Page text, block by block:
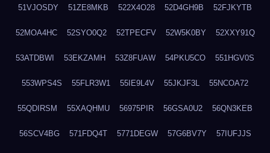
51VJOSDY 51ZE8MKB 522X4O28 52D4GH9B 52FJKYTB
52MOA4HC 52SYO0Q2 52TPECFV 52W5K0BY 52XXY91Q
53ATDBWI 53EKZAMH 53Z8FUAW 54PKU5CO 551HGV0S
553WPS4S 55FLR3W1 55IE9L4V 55JKJF3L 55NCOA72
55QDIRSM 55XAQHMU 56975PIR 56GSA0U2 56QN3KEB
56SCV4BG 571FDQ4T 5771DEGW 57G6BV7Y 57IUFJJS